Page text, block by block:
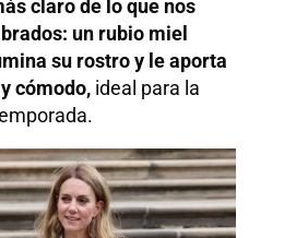
claro de lo que nos
un rubio miel
su rostro y le aporta
cómodo, ideal para la